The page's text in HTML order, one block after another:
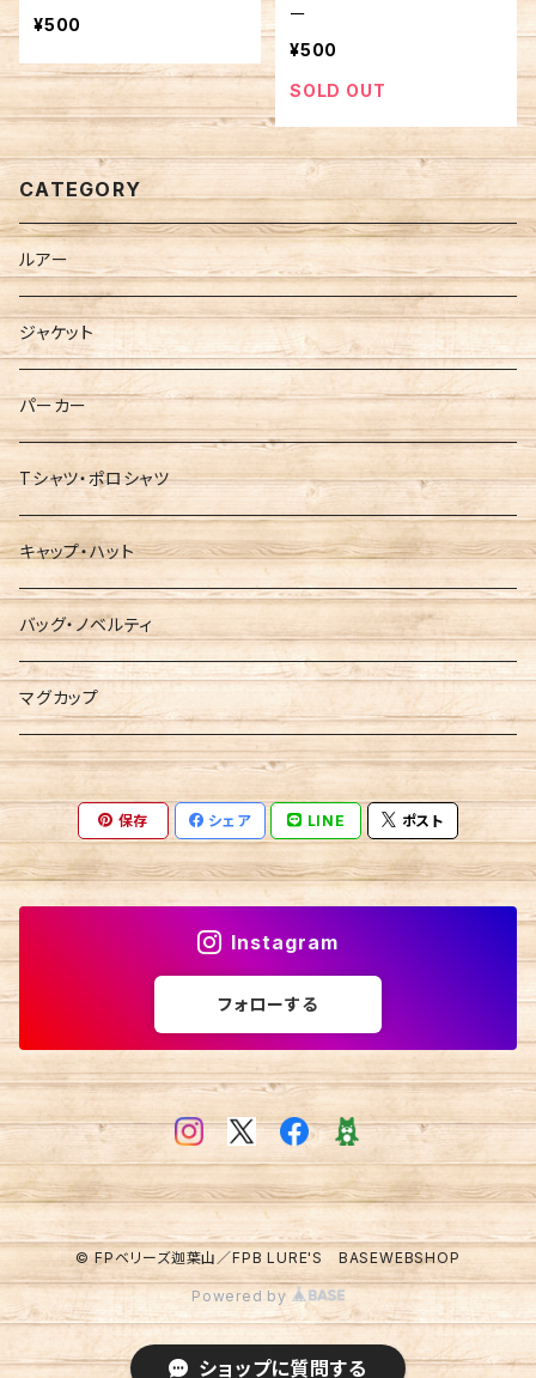
¥500
ー
¥500
SOLD OUT
CATEGORY
ルアー
ジャケット
パーカー
Tシャツ・ポロシャツ
キャップ・ハット
バッグ・ノベルティ
マグカップ
保存 シェア LINE ポスト
Instagram
フォローする
© FPベリーズ迦葉山／FPB LURE'S BASEWEBSHOP
Powered by
ショップに質問する